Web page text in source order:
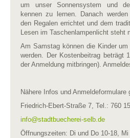
um unser Sonnensystem und
kennen zu lernen. Danach
den Regalen errichtet und dem
Lesen im Taschenlampenlicht steht
Am Samstag können die Kinder
werden. Der Kostenbeitrag beträgt
der Anmeldung mitbringen).
Nähere Infos und
Friedrich-Ebert-Straße 7, Tel.: 760
info​@​stadtbuecherei-selb.de
Öffnungszeiten: Di und Do 10-18,